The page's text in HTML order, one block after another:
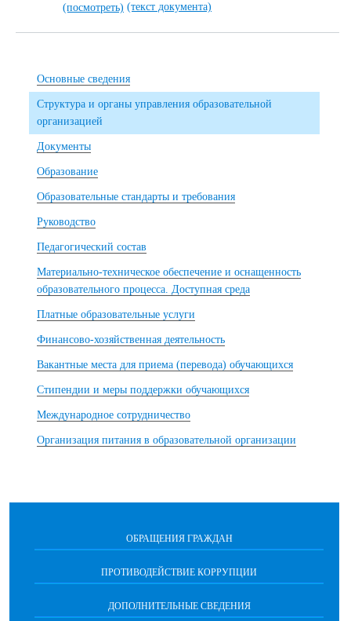
(посмотреть) (текст документа)
Основные сведения
Структура и органы управления образовательной
организацией
Документы
Образование
Образовательные стандарты и требования
Руководство
Педагогический состав
Материально-техническое обеспечение и оснащенность
образовательного процесса. Доступная среда
Платные образовательные услуги
Финансово-хозяйственная деятельность
Вакантные места для приема (перевода) обучающихся
Стипендии и меры поддержки обучающихся
Международное сотрудничество
Организация питания в образовательной организации
ОБРАЩЕНИЯ ГРАЖДАН
ПРОТИВОДЕЙСТВИЕ КОРРУПЦИИ
ДОПОЛНИТЕЛЬНЫЕ СВЕДЕНИЯ